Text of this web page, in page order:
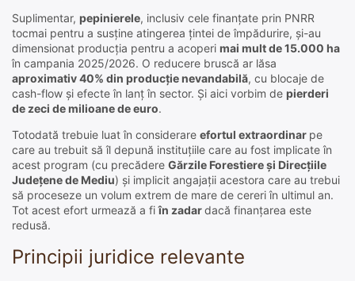
Suplimentar, pepinierele, inclusiv cele finanțate prin PNRR
tocmai pentru a susține atingerea țintei de împădurire, și-au
dimensionat producția pentru a acoperi mai mult de 15.000 ha
în campania 2025/2026. O reducere bruscă ar lăsa
aproximativ 40% din producție nevandabilă, cu blocaje de
cash-flow și efecte în lanț în sector. Și aici vorbim de pierderi
de zeci de milioane de euro.
Totodată trebuie luat în considerare efortul extraordinar pe
care au trebuit să îl depună instituțiile care au fost implicate în
acest program (cu precădere Gărzile Forestiere și Direcțiile
Județene de Mediu) și implicit angajații acestora care au trebui
să proceseze un volum extrem de mare de cereri în ultimul an.
Tot acest efort urmează a fiîn zadardacă finanțarea este
redusă.
Principii juridice relevante